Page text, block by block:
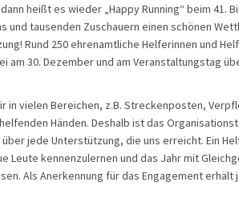
heißt es wieder „Happy Running“ beim 41.
und tausenden Zuschauern einen schönen
Rund 250 ehrenamtliche Helferinnen und
am 30. Dezember und am Veranstaltungstag
in vielen Bereichen, z.B. Streckenposten,
Händen. Deshalb ist das
jede Unterstützung, die uns erreicht. Ein
Leute kennenzulernen und das Jahr mit
Als Anerkennung für das Engagement erhält